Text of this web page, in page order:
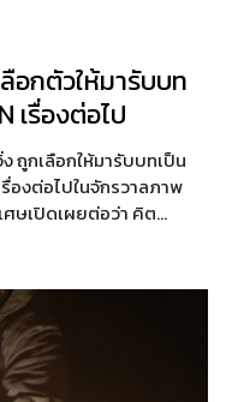
อกตัวให้มารับบท
เรื่องต่อไป
ถูกเลือกให้มารับบทเป็น
องต่อไปในจักรวาลภาพ
ศษเปิดเผยต่อว่า คิต…